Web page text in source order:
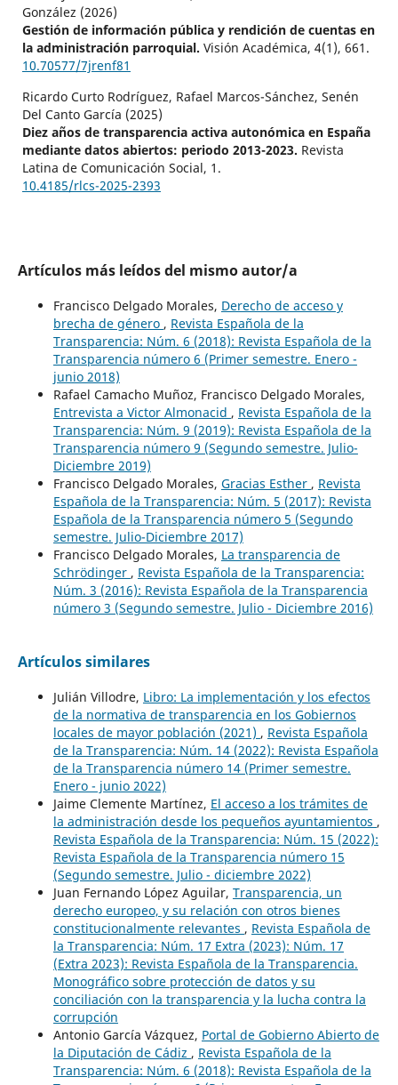
González (2026)
Gestión de información pública y rendición de cuentas en
la administración parroquial. Visión Académica, 4(1), 661.
10.70577/7jrenf81
Ricardo Curto Rodríguez, Rafael Marcos-Sánchez, Senén
Del Canto García (2025)
Diez años de transparencia activa autonómica en España
mediante datos abiertos: periodo 2013-2023. Revista
Latina de Comunicación Social, 1.
10.4185/rlcs-2025-2393
Artículos más leídos del mismo autor/a
Francisco Delgado Morales, Derecho de acceso y
brecha de género , Revista Española de la
Transparencia: Núm. 6 (2018): Revista Española de la
Transparencia número 6 (Primer semestre. Enero -
junio 2018)
Rafael Camacho Muñoz, Francisco Delgado Morales,
Entrevista a Victor Almonacid , Revista Española de la
Transparencia: Núm. 9 (2019): Revista Española de la
Transparencia número 9 (Segundo semestre. Julio-
Diciembre 2019)
Francisco Delgado Morales, Gracias Esther , Revista
Española de la Transparencia: Núm. 5 (2017): Revista
Española de la Transparencia número 5 (Segundo
semestre. Julio-Diciembre 2017)
Francisco Delgado Morales, La transparencia de
Schrödinger , Revista Española de la Transparencia:
Núm. 3 (2016): Revista Española de la Transparencia
número 3 (Segundo semestre. Julio - Diciembre 2016)
Artículos similares
Julián Villodre, Libro: La implementación y los efectos
de la normativa de transparencia en los Gobiernos
locales de mayor población (2021) , Revista Española
de la Transparencia: Núm. 14 (2022): Revista Española
de la Transparencia número 14 (Primer semestre.
Enero - junio 2022)
Jaime Clemente Martínez, El acceso a los trámites de
la administración desde los pequeños ayuntamientos ,
Revista Española de la Transparencia: Núm. 15 (2022):
Revista Española de la Transparencia número 15
(Segundo semestre. Julio - diciembre 2022)
Juan Fernando López Aguilar, Transparencia, un
derecho europeo, y su relación con otros bienes
constitucionalmente relevantes , Revista Española de
la Transparencia: Núm. 17 Extra (2023): Núm. 17
(Extra 2023): Revista Española de la Transparencia.
Monográfico sobre protección de datos y su
conciliación con la transparencia y la lucha contra la
corrupción
Antonio García Vázquez, Portal de Gobierno Abierto de
la Diputación de Cádiz , Revista Española de la
Transparencia: Núm. 6 (2018): Revista Española de la